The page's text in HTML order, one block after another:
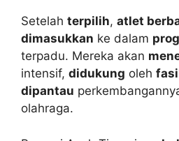
Setelah terpilih, atlet
dimasukkan ke dalam
terpadu. Mereka akan
intensif, didukung oleh
dipantau
olahraga.